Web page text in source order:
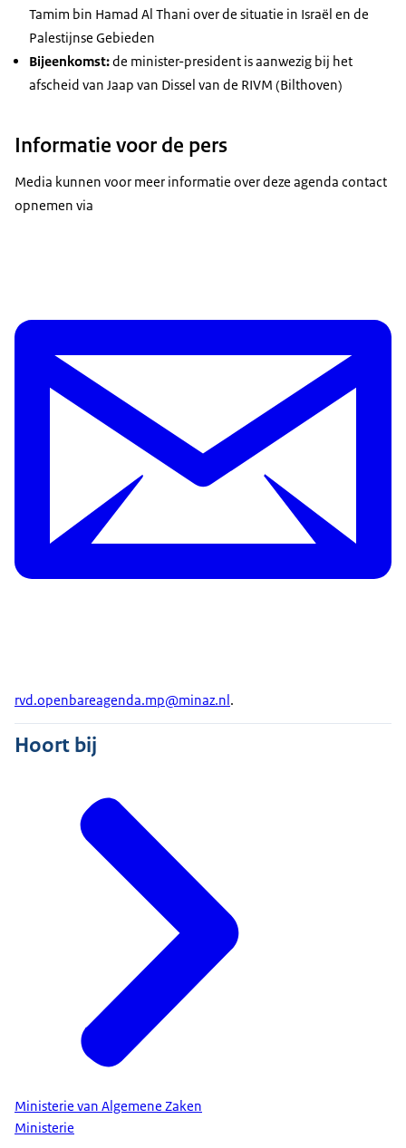
Tamim bin Hamad Al Thani over de situatie in Israël en de
Palestijnse Gebieden
Bijeenkomst:de minister-president is aanwezig bij het
afscheid van Jaap van Dissel van de RIVM (Bilthoven)
Informatie voor de pers
Media kunnen voor meer informatie over deze agenda contact
opnemen via
rvd.openbareagenda.mp@minaz.nl.
Hoort bij
Ministerie van Algemene Zaken
Ministerie